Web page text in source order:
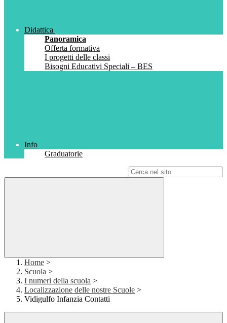
Didattica
Panoramica
Offerta formativa
I progetti delle classi
Bisogni Educativi Speciali – BES
Info
Graduatorie
Home >
Scuola >
I numeri della scuola >
Localizzazione delle nostre Scuole >
Vidigulfo Infanzia Contatti